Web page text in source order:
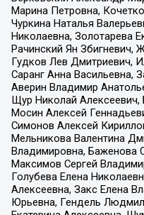
Марина Петровна,
Чуркина Наталья
Николаевна, Золотарева
Рачинский Ян Збигневич,
Гудков Лев Дмитриевич,
Саранг Анна Васильевна,
Аверин Владимир
Щур Николай
Мосин Алексей
Симонов Алексей
Мельникова Валентина
Владимировна, Баженова
Максимов Сергей
Голубева Елена
Алексеевна, Закс Елена
Юрьевна, Гендель